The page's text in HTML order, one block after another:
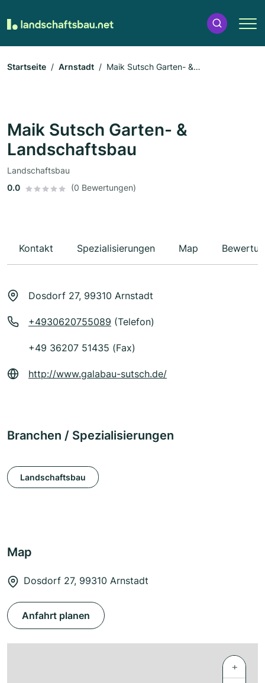
Startseite Arnstadt
Maik Sutsch Garten- &
Maik Sutsch Garten- &
Landschaftsbau
Landschaftsbau
0.0
(0 Bewertungen)
Kontakt Spezialisierungen Map
Dosdorf 27, 99310 Arnstadt
+4930620755089 (Telefon)
+49 36207 51435 (Fax)
http://www.galabau-sutsch.de/
Branchen / Spezialisierungen
Landschaftsbau
Map
Dosdorf 27, 99310 Arnstadt
Anfahrt planen
+